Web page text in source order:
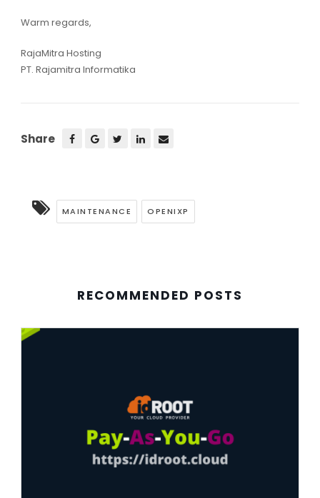
Warm regards,
RajaMitra Hosting
PT. Rajamitra Informatika
Share
MAINTENANCE OPENIXP
RECOMMENDED POSTS